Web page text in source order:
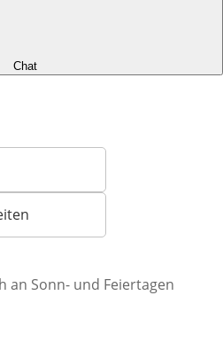
Chat
an Sonn- und Feiertagen